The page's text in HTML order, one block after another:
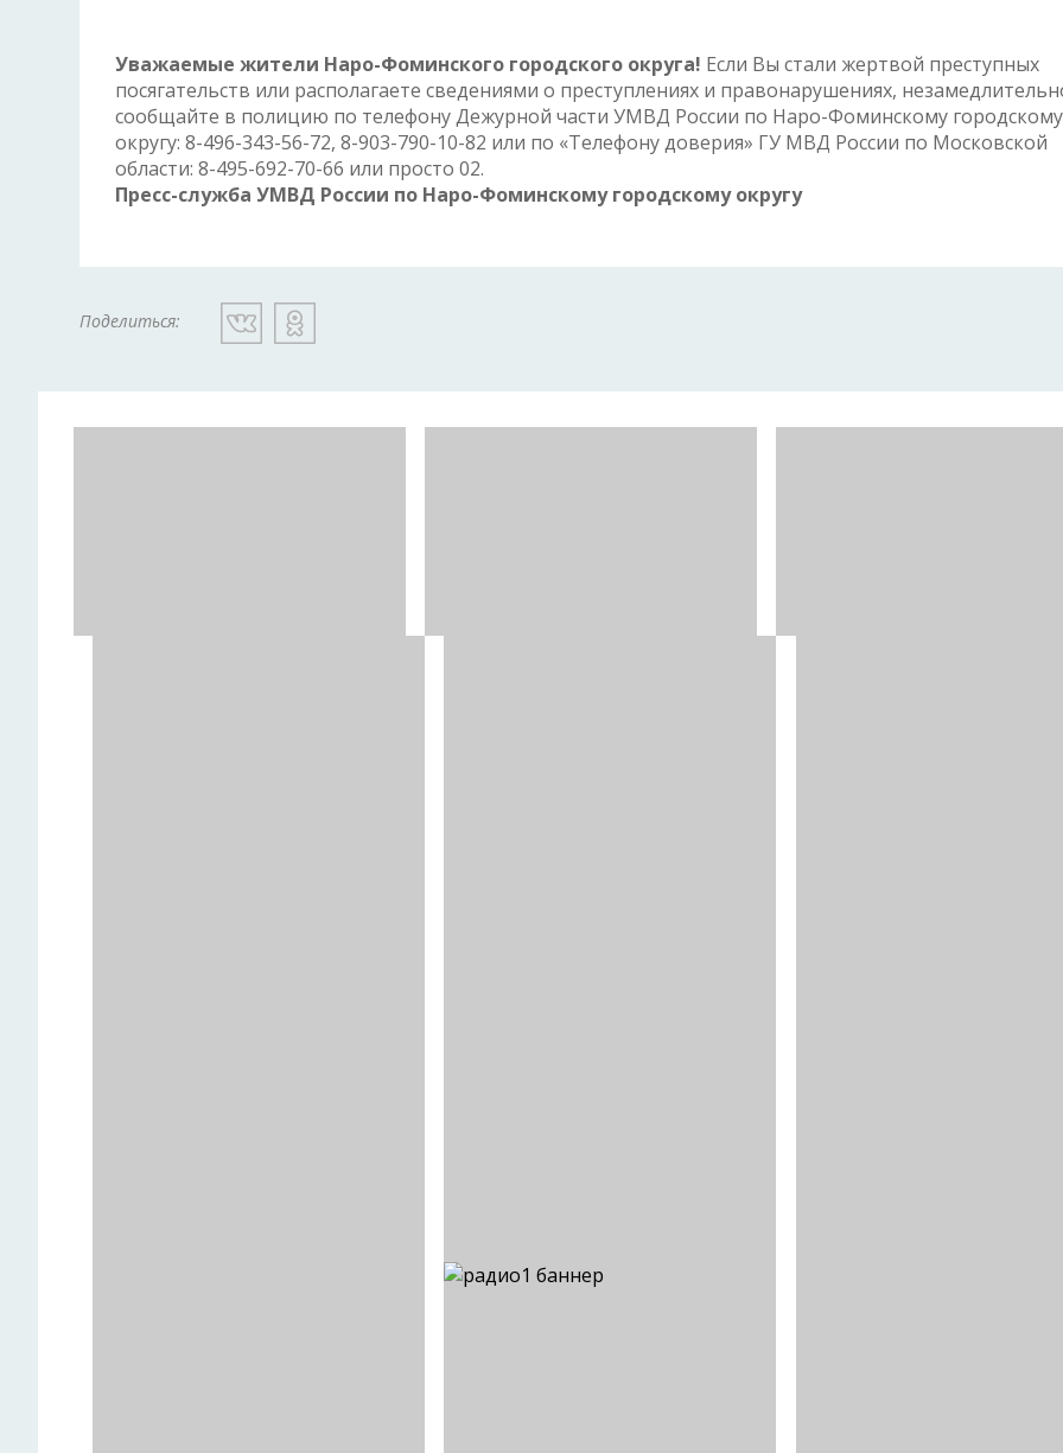
Уважаемые жители Наро-Фоминского городского округа! Если Вы стали жертвой преступных
посягательств или располагаете сведениями о преступлениях и правонарушениях,
сообщайте в полицию по телефону Дежурной части УМВД России по Наро-Фоминскому городскому
округу: 8-496-343-56-72, 8-903-790-10-82 или по «Телефону доверия» ГУ МВД России по Московской
области: 8-495-692-70-66 или просто 02.
Пресс-служба УМВД России по Наро-Фоминскому городскому округу
Поделиться: